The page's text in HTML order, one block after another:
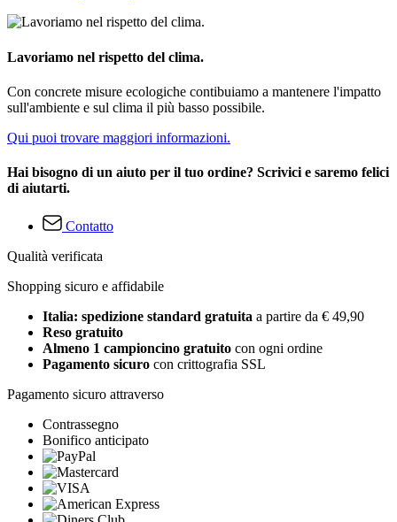
Lavoriamo nel rispetto del clima.
Con concrete misure ecologiche contibuiamo a mantenere l'impatto
sull'ambiente e sul clima il più basso possibile.
Qui puoi trovare maggiori informazioni.
Hai bisogno di un aiuto per il tuo ordine? Scrivici e saremo felici
di aiutarti.
Contatto
Qualità verificata
Shopping sicuro e affidabile
Italia: spedizione standard gratuita a partire da € 49,90
Reso gratuito
Almeno 1 campioncino gratuito con ogni ordine
Pagamento sicuro con crittografia SSL
Pagamento sicuro attraverso
Contrassegno
Bonifico anticipato